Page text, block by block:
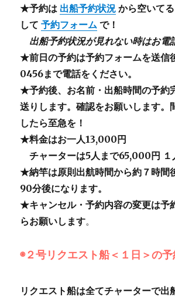
★予約は 出船予約状況 から空いて
して予約フォーム で！
出船予約状況が見れない時はお電
★前日の予約は予約フォームを送信
0456まで電話をください。
★予約後、お名前・出船時間の予約
送りします。確認をお願いします。
したら至急を！
★料金はお一人13,000円
チャーターは5人まで65,000円
★納竿は原則出航時間から約７時間
90分後になります。
★キャンセル・予約内容の変更は予
らお願いします。
◉２号リクエスト船＜１日＞の
リクエスト船は全てチャーターで出